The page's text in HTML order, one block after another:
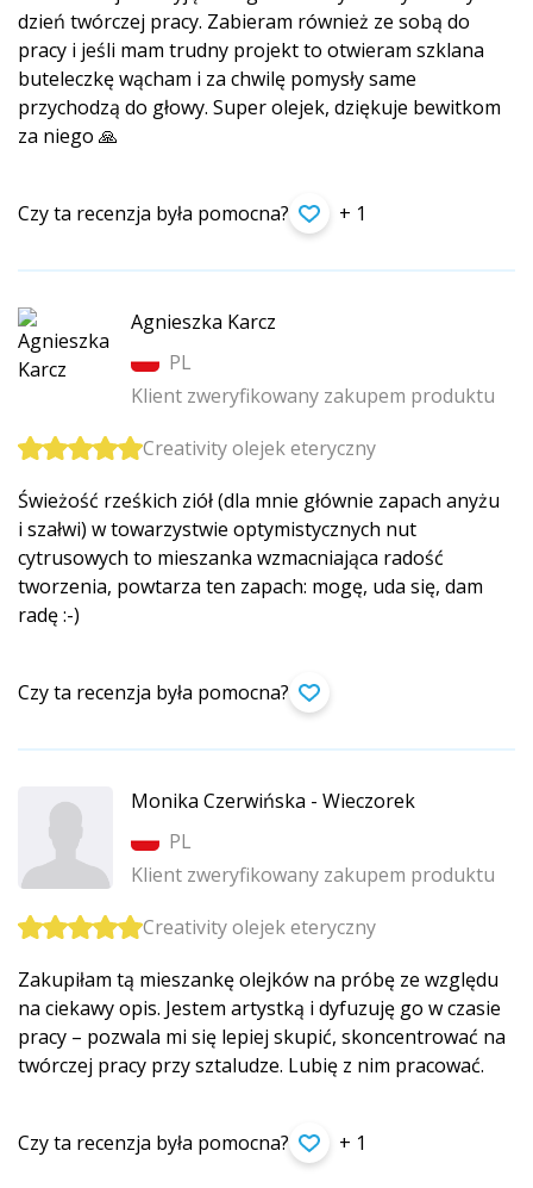
dzień twórczej pracy. Zabieram również ze sobą do
pracy i jeśli mam trudny projekt to otwieram szklana
buteleczkę wącham i za chwilę pomysły same
przychodzą do głowy. Super olejek, dziękuje bewitkom
za niego 🙏
Czy ta recenzja była pomocna? + 1
Agnieszka Karcz
PL
Klient zweryfikowany zakupem produktu
Creativity olejek eteryczny
Świeżość rześkich ziół (dla mnie głównie zapach anyżu
i szałwi) w towarzystwie optymistycznych nut
cytrusowych to mieszanka wzmacniająca radość
tworzenia, powtarza ten zapach: mogę, uda się, dam
radę :-)
Czy ta recenzja była pomocna?
Monika Czerwińska - Wieczorek
PL
Klient zweryfikowany zakupem produktu
Creativity olejek eteryczny
Zakupiłam tą mieszankę olejków na próbę ze względu
na ciekawy opis. Jestem artystką i dyfuzuję go w czasie
pracy – pozwala mi się lepiej skupić, skoncentrować na
twórczej pracy przy sztaludze. Lubię z nim pracować.
Czy ta recenzja była pomocna? + 1